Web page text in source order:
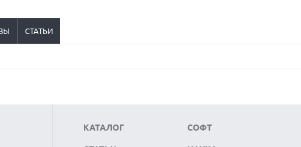
СТАТЬИ
КАТАЛОГ СОФТ